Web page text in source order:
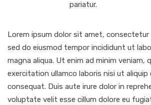
pariatur.
Lorem ipsum dolor sit amet, consectetur
sed do eiusmod tempor incididunt ut
magna aliqua. Ut enim ad minim veniam,
exercitation ullamco laboris nisi ut aliquip
consequat. Duis aute irure dolor in
voluptate velit esse cillum dolore eu